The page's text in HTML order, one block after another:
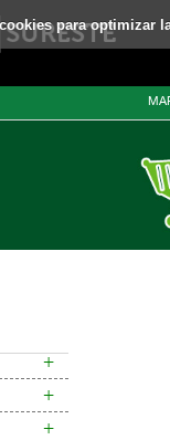
para optimizar
+
+
+